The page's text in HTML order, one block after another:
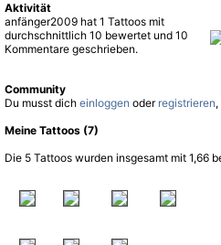
Aktivität
anfänger2009 hat 1 Tattoos mit
durchschnittlich 10 bewertet und 10
Kommentare geschrieben.
Community
Du musst dich einloggen oder registrieren
Meine Tattoos (7)
Die 5 Tattoos wurden insgesamt mit 1,66